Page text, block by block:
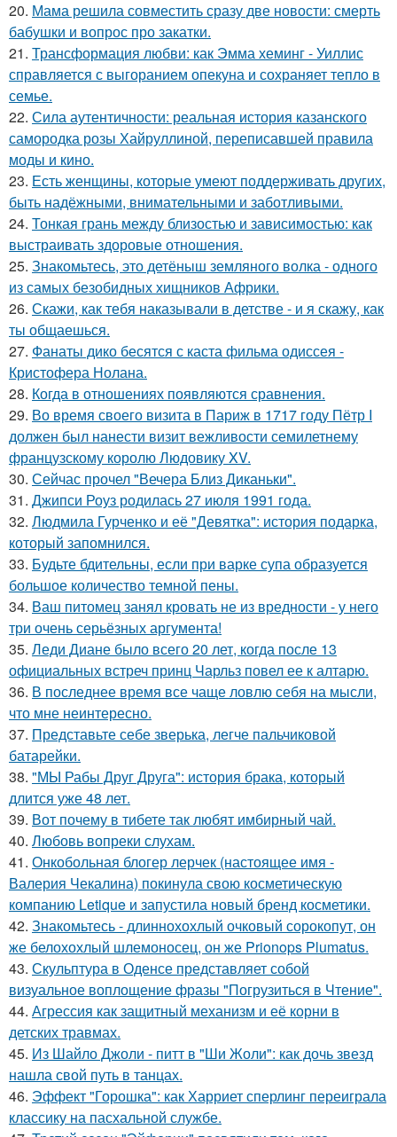
20. Мама решила совместить сразу две новости: смерть
бабушки и вопрос про закатки.
21. Трансформация любви: как Эмма хеминг - Уиллис
справляется с выгоранием опекуна и сохраняет тепло в
семье.
22. Сила аутентичности: реальная история казанского
самородка розы Хайруллиной, переписавшей правила
моды и кино.
23. Есть женщины, которые умеют поддерживать других,
быть надёжными, внимательными и заботливыми.
24. Тонкая грань между близостью и зависимостью: как
выстраивать здоровые отношения.
25. Знакомьтесь, это детёныш земляного волка - одного
из самых безобидных хищников Африки.
26. Скажи, как тебя наказывали в детстве - и я скажу, как
ты общаешься.
27. Фанаты дико бесятся с каста фильма одиссея -
Кристофера Нолана.
28. Когда в отношениях появляются сравнения.
29. Во время своего визита в Париж в 1717 году Пётр I
должен был нанести визит вежливости семилетнему
французскому королю Людовику XV.
30. Сейчас прочел "Вечера Близ Диканьки".
31. Джипси Роуз родилась 27 июля 1991 года.
32. Людмила Гурченко и её "Девятка": история подарка,
который запомнился.
33. Будьте бдительны, если при варке супа образуется
большое количество темной пены.
34. Ваш питомец занял кровать не из вредности - у него
три очень серьёзных аргумента!
35. Леди Диане было всего 20 лет, когда после 13
официальных встреч принц Чарльз повел ее к алтарю.
36. В последнее время все чаще ловлю себя на мысли,
что мне неинтересно.
37. Представьте себе зверька, легче пальчиковой
батарейки.
38. "МЫ Рабы Друг Друга": история брака, который
длится уже 48 лет.
39. Вот почему в тибете так любят имбирный чай.
40. Любовь вопреки слухам.
41. Онкобольная блогер лерчек (настоящее имя -
Валерия Чекалина) покинула свою косметическую
компанию Letique и запустила новый бренд косметики.
42. Знакомьтесь - длиннохохлый очковый сорокопут, он
же белохохлый шлемоносец, он же Prionops Plumatus.
43. Скульптура в Оденсе представляет собой
визуальное воплощение фразы "Погрузиться в Чтение".
44. Агрессия как защитный механизм и её корни в
детских травмах.
45. Из Шайло Джоли - питт в "Ши Жоли": как дочь звезд
нашла свой путь в танцах.
46. Эффект "Горошка": как Харриет сперлинг переиграла
классику на пасхальной службе.